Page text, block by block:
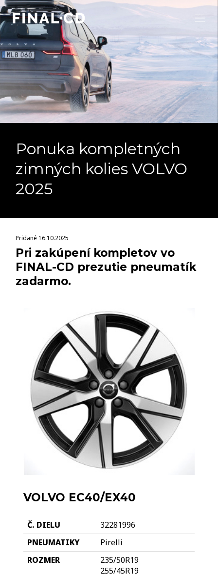
Ponuka kompletných
zimných kolies VOLVO
2025
Pridané 16.10.2025
Pri zakúpení kompletov vo
FINAL-CD prezutie pneumatík
zadarmo.
VOLVO EC40/EX40
32281996
Pirelli
235/50R19
255/45R19